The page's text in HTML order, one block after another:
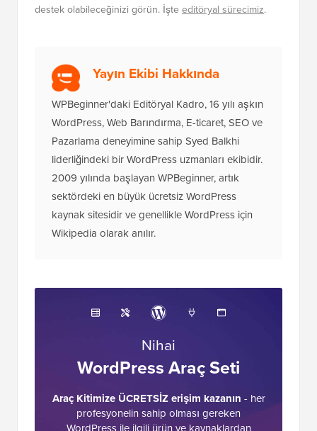
Açıklama:İçeriğimiz okuyucu desteklidir. Bu, bazı
bağlantılarımıza tıkladığınızda bir komisyon
kazanabileceğimiz anlamına gelir.WPBeginner'ın nasıl
finanse edildiğini, neden önemli olduğunu ve bize nasıl
destek olabileceğinizi görün. İşteeditöryal sürecimiz
WPBeginner'daki Editöryal Kadro, 16 yılı aşkın
WordPress, Web Barındırma, E-ticaret, SEO ve
Pazarlama deneyimine sahip Syed Balkhi
liderliğindeki bir WordPress uzmanları ekibidir.
2009 yılında başlayan WPBeginner, artık
sektördeki en büyük ücretsiz WordPress
kaynak sitesidir ve genellikle WordPress için
Wikipedia olarak anılır.